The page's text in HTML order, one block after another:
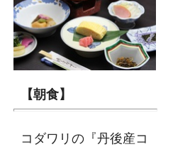
【朝食】
コダワリの『丹後産コ